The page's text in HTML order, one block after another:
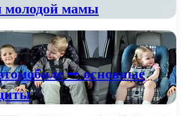
мамы
— основные